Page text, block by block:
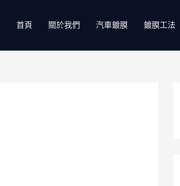
首頁 關於我們 汽車鍍膜 鍍膜工法